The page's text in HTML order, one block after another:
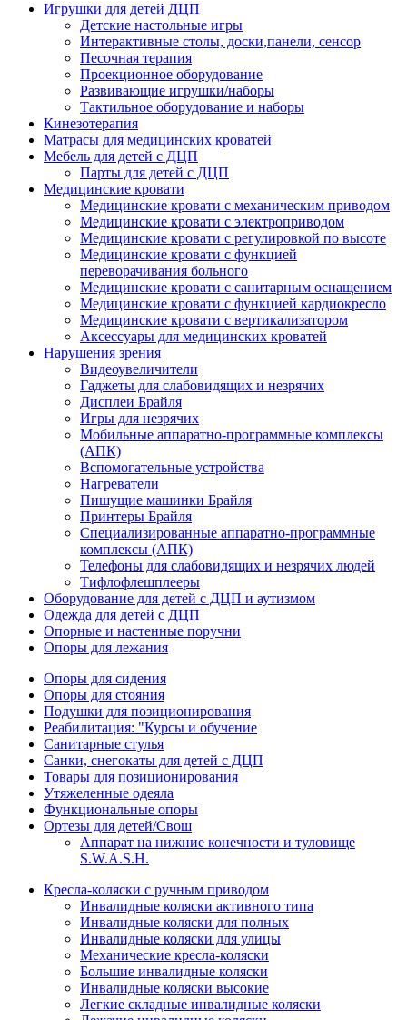
Игрушки для детей ДЦП
Детские настольные игры
Интерактивные столы, доски,панели, сенсор
Песочная терапия
Проекционное оборудование
Развивающие игрушки/наборы
Тактильное оборудование и наборы
Кинезотерапия
Матрасы для медицинских кроватей
Мебель для детей с ДЦП
Парты для детей с ДЦП
Медицинские кровати
Медицинские кровати с механическим приводом
Медицинские кровати с электроприводом
Медицинские кровати с регулировкой по высоте
Медицинские кровати с функцией
переворачивания больного
Медицинские кровати с санитарным оснащением
Медицинские кровати с функцией кардиокресло
Медицинские кровати с вертикализатором
Аксессуары для медицинских кроватей
Нарушения зрения
Видеоувеличители
Гаджеты для слабовидящих и незрячих
Дисплеи Брайля
Игры для незрячих
Мобильные аппаратно-программные комплексы
(АПК)
Вспомогательные устройства
Нагреватели
Пишущие машинки Брайля
Принтеры Брайля
Специализированные аппаратно-программные
комплексы (АПК)
Телефоны для слабовидящих и незрячих людей
Тифлофлешплееры
Оборудование для детей с ДЦП и аутизмом
Одежда для детей с ДЦП
Опорные и настенные поручни
Опоры для лежания
Опоры для сидения
Опоры для стояния
Подушки для позиционирования
Реабилитация: "Курсы и обучение
Санитарные стулья
Санки, снегокаты для детей с ДЦП
Товары для позиционирования
Утяжеленные одеяла
Функциональные опоры
Ортезы для детей/Свош
Аппарат на нижние конечности и туловище
S.W.A.S.H.
Кресла-коляски с ручным приводом
Инвалидные коляски активного типа
Инвалидные коляски для полных
Инвалидные коляски для улицы
Механические кресла-коляски
Большие инвалидные коляски
Инвалидные коляски высокие
Легкие складные инвалидные коляски